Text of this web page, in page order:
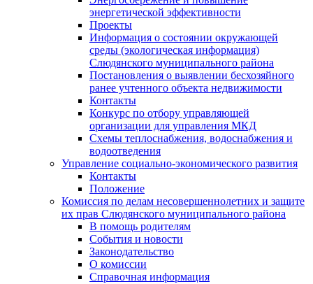
энергетической эффективности
Проекты
Информация о состоянии окружающей
среды (экологическая информация)
Слюдянского муниципального района
Постановления о выявлении бесхозяйного
ранее учтенного объекта недвижимости
Контакты
Конкурс по отбору управляющей
организации для управления МКД
Схемы теплоснабжения, водоснабжения и
водоотведения
Управление социально-экономического развития
Контакты
Положение
Комиссия по делам несовершеннолетних и защите
их прав Слюдянского муниципального района
В помощь родителям
События и новости
Законодательство
О комиссии
Справочная информация